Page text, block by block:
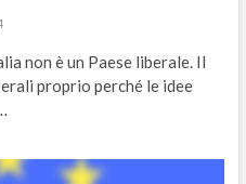
non è un Paese liberale. Il
proprio perché le idee